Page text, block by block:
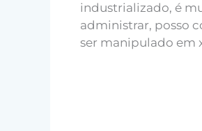
industrializado, é
administrar, posso
ser manipulado em